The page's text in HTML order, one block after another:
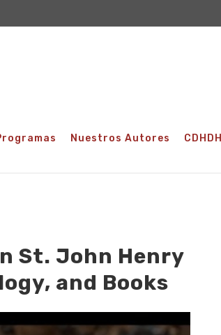
Nuestros Autores CDHDHI
St. John Henry
and Books